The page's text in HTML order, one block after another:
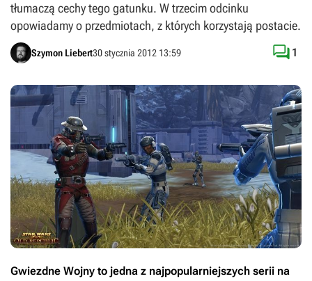
tłumaczą cechy tego gatunku. W trzecim odcinku
opowiadamy o przedmiotach, z których korzystają postacie.
Szymon Liebert30 stycznia 2012 13:59  1
Gwiezdne Wojny to jedna z najpopularniejszych serii na